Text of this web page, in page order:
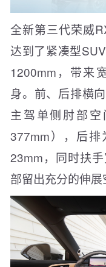
全新第三代荣威
达到了紧凑型
1200mm，带来
身。前、后排横
主驾单侧肘部
377mm），后
23mm，同时扶
部留出充分的伸展